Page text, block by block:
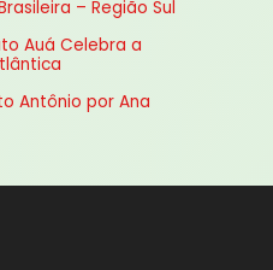
– Região Sul
Auá Celebra a
Antônio por Ana